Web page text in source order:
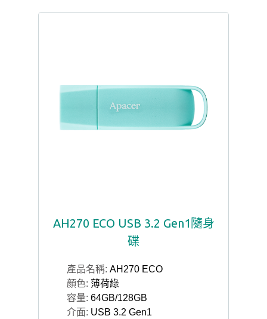
AH270 ECO USB 3.2 Gen1隨身
碟
產品名稱: AH270 ECO
顏色: 薄荷綠
容量: 64GB/128GB
介面: USB 3.2 Gen1